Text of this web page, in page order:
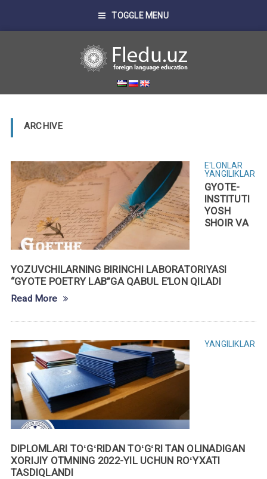
TOGGLE MENU
ARCHIVE
E'LONLAR
YANGILIKLAR
GYOTE-
INSTITUTI
YOSH
SHOIR VA
YOZUVCHILARNING BIRINCHI LABORATORIYASI
“GYOTE POETRY LAB”GA QABUL E’LON QILADI
Read More
YANGILIKLAR
DIPLOMLARI TOʻGʻRIDAN TOʻGʻRI TAN OLINADIGAN
XORIJIY OTMNING 2022-YIL UCHUN ROʻYXATI
TASDIQLANDI